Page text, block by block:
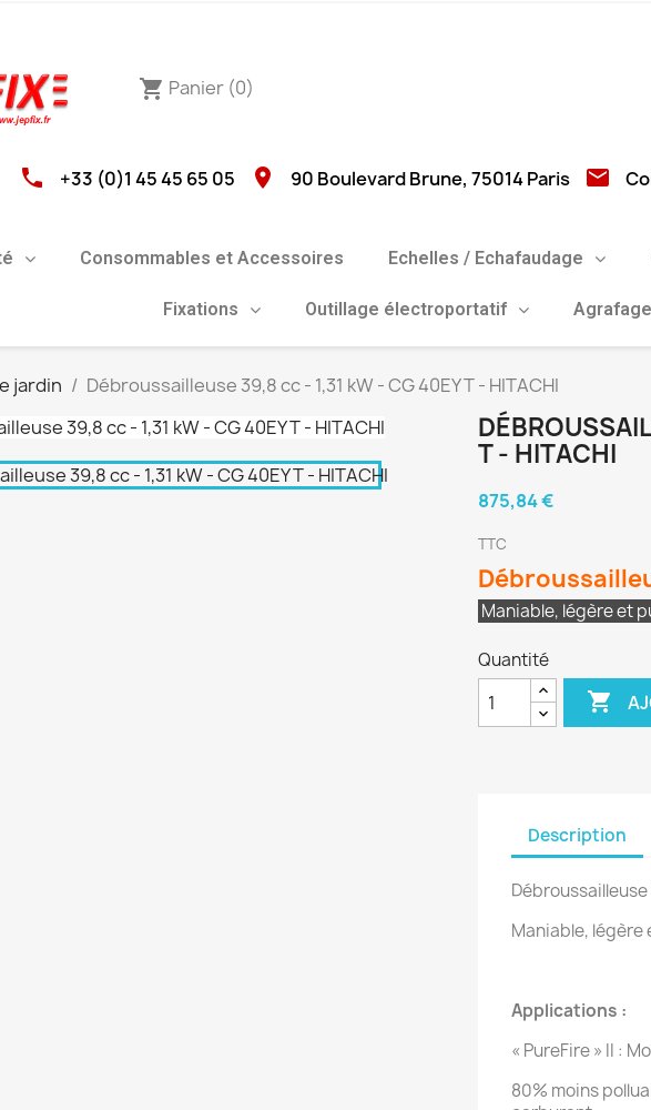
shopping_cart Panier (0)
phone +33 (0)1 45 45 65 05 location_on 90 Boulevard Brune, 75014 Paris email
Consommables et Accessoires Echelles / Echafaudage
Fixations Outillage électroportatif
jardin Débroussailleuse 39,8 cc - 1,31 kW - CG 40EY T - HITACHI
T - HITACHI
875,84 €
TTC
Maniable, légère et
Quantité

Description
Débroussailleuse
Maniable, légère
Applications :
« PureFire » II :
80% moins